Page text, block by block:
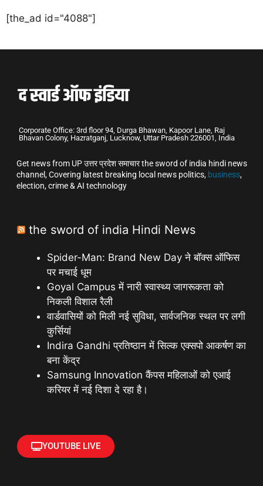
[the_ad id="4088"]
Corporate Office: 3rd floor 94, Durga Bhawan, Kapoor Lane, Raj
Bhavan Colony, Hazratganj, Lucknow, Uttar Pradesh 226001, India
Get news from UP उत्तर प्रदेश समाचार the sword of india hindi news
channel, Covering latest breaking local news politics, business,
election, crime & AI technology
the sword of india Hindi News
Spider-Man: Brand New Day ने बॉक्स ऑफिस
पर मचाई धूम
Goyal Campus में नारी स्वास्थ्य जागरूकता को
निकली विशाल रैली
वार्डवासियों को मिली नई सुविधा, सार्वजनिक स्थल पर लगी
कुर्सियां
Indira Gandhi प्रतिष्ठान में सिल्क एक्सपो आकर्षण का
बना केंद्र
Samsung Innovation कैंपस महिलाओं को एआई
करियर में नई दिशा दे रहा है।
YOUTUBE LIVE